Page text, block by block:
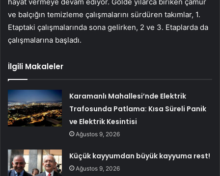
hayat vermeye devam ediyor. Gölde yılarca biriken çamur
ve balçığın temizleme çalışmalarını sürdüren takımlar, 1.
Etaptaki çalışmalarında sona gelirken, 2 ve 3. Etaplarda da
çalışmalarına başladı.
İlgili Makaleler
Karamanlı Mahallesi’nde Elektrik
Trafosunda Patlama: Kısa Süreli Panik
ve Elektrik Kesintisi
Ağustos 9, 2026
Küçük kayyumdan büyük kayyuma rest!
Ağustos 9, 2026